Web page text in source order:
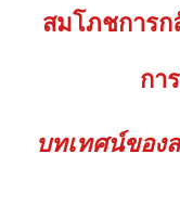
สมโภชการ
กา
บทเทศน์ของ